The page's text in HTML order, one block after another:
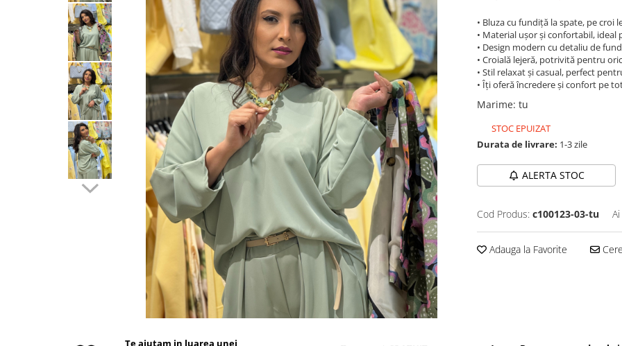
Costume de baie
• Bluza cu fundiţă la spate, pe croi
• Material ușor și confortabil, ideal
• Design modern cu detaliu de
• Croială lejeră, potrivită pentru
• Stil relaxat și casual, perfect
• Îți oferă încredere și confort pe
Marime: tu
STOC EPUIZAT
Durata de livrare: 1-3 zile
ALERTA STOC
Cod Produs: c100123-03-tu
Adauga la Favorite
Te ajutam in luarea unei